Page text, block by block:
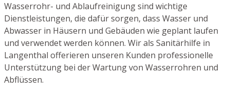
Wasserrohr- und Ablaufreinigung sind wichtige
Dienstleistungen, die dafür sorgen, dass Wasser und
Abwasser in Häusern und Gebäuden wie geplant laufen
und verwendet werden können. Wir als Sanitärhilfe in
Langenthal offerieren unseren Kunden professionelle
Unterstützung bei der Wartung von Wasserrohren und
Abflüssen.